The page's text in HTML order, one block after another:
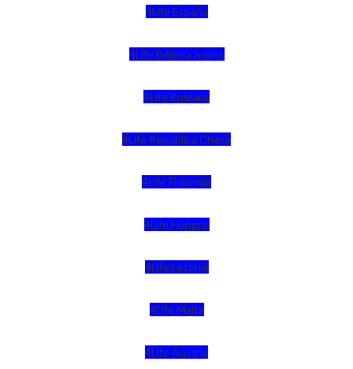
4Life España
4Life Bélgica Ingles
4Life Bulgaria
4Life República Checa
4Life Finlandia
4Life Hungria
4Life Letonia
4Life Malta
4Life Austria